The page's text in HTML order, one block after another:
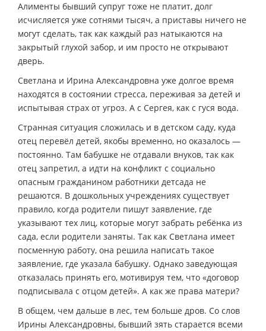
Алименты бывший супруг тоже не платит, долг
исчисляется уже сотнями тысяч, а приставы ничего не
могут сделать, так как каждый раз натыкаются на
закрытый глухой забор, и им просто не открывают
дверь.
Светлана и Ирина Александровна уже долгое время
находятся в состоянии стресса, переживая за детей и
испытывая страх от угроз. А с Сергея, как с гуся вода.
Странная ситуация сложилась и в детском саду, куда
отец перевёл детей, якобы временно, но оказалось —
постоянно. Там бабушке не отдавали внуков, так как
отец запретил, а идти на конфликт с социально
опасным гражданином работники детсада не
решаются. В дошкольных учреждениях существует
правило, когда родители пишут заявление, где
указывают тех лиц, которые могут забрать ребёнка из
сада, если родители заняты. Так как Светлана имеет
посменную работу, она решила написать такое
заявление, где указала бабушку. Однако заведующая
отказалась принять его, мотивируя тем, что «договор
подписывала с отцом детей». А как же права матери?
В общем, чем дальше в лес, тем больше дров. Со слов
Ирины Александровны, бывший зять старается всеми